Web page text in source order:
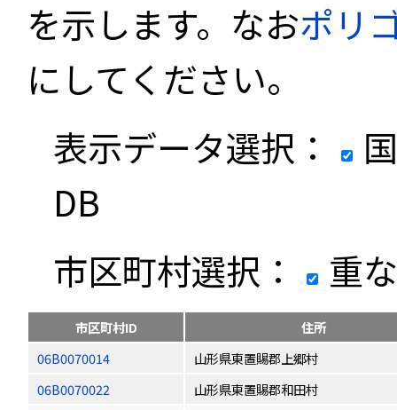
を示します。なおポリ
にしてください。
表示データ選択：
DB
市区町村選択：
重
市区町村ID
住所
06B0070014
山形県東置賜郡上郷村
06B0070022
山形県東置賜郡和田村